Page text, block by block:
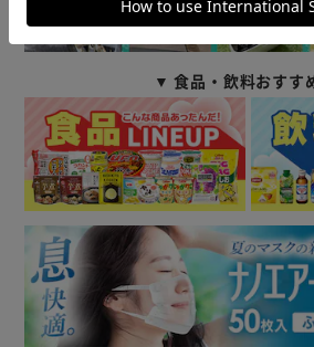
▼ 食品・飲料おすす